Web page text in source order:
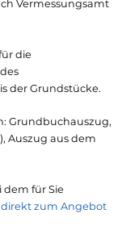
Vermessungsamt
die
der Grundstücke.
Grundbuchauszug,
Auszug aus dem
dem für Sie
direkt zum Angebot